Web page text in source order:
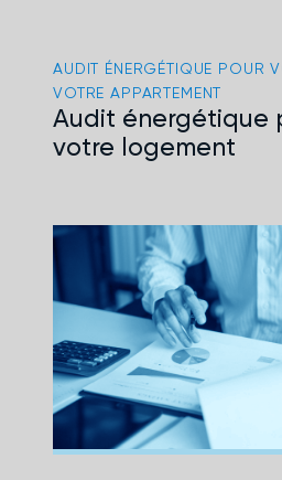
AUDIT ÉNERGÉTIQUE POUR
VOTRE APPARTEMENT
Audit énergétique
votre logement